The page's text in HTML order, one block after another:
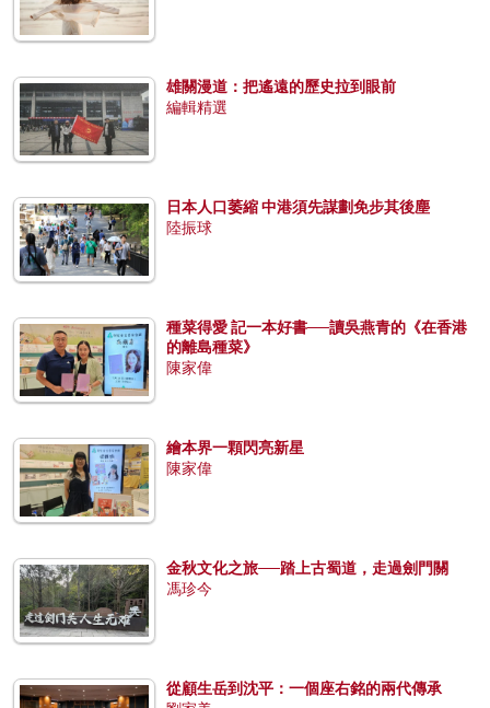
雄關漫道：把遙遠的歷史拉到眼前
編輯精選
日本人口萎縮 中港須先謀劃免步其後塵
陸振球
種菜得愛 記一本好書──讀吳燕青的《在香港
的離島種菜》
陳家偉
繪本界一顆閃亮新星
陳家偉
金秋文化之旅──踏上古蜀道，走過劍門關
馮珍今
從顧生岳到沈平：一個座右銘的兩代傳承